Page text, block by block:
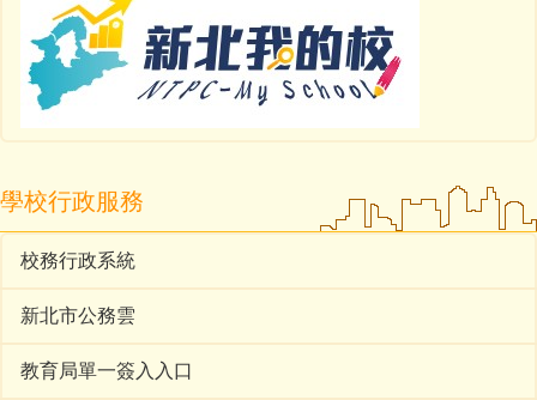
學校行政服務
校務行政系統
新北市公務雲
教育局單一簽入入口